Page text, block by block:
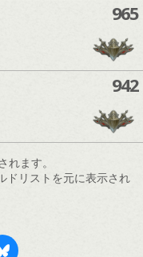
965
942
ます。
ドリストを元に表示され